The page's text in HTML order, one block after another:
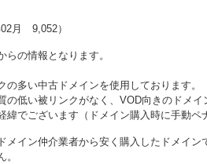
月 9,052）
の情報となります。
の多い中古ドメインを使用しております。
の低い被リンクがなく、VOD向きのドメ
緯でございます（ドメイン購入時に手動ペ
メイン仲介業者から安く購入したドメイ
。